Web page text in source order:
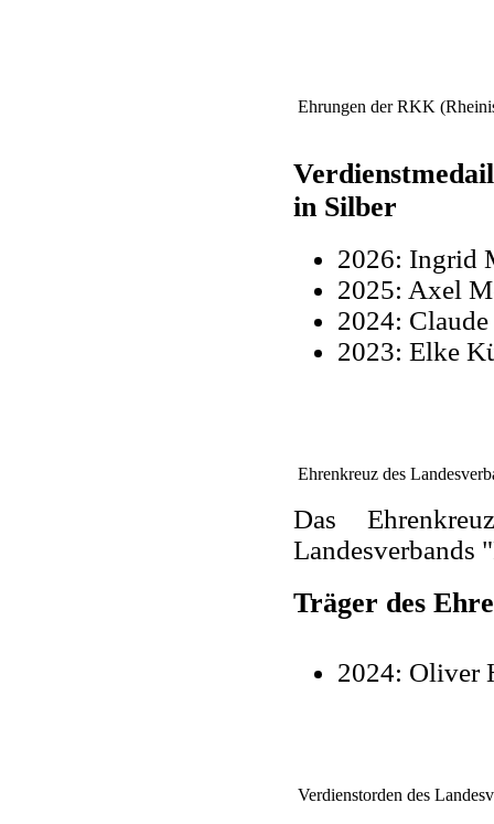
Ehrungen der RKK
in Silber
2026: Ingrid
2025: Axel
2024: Claude
2023: Elke
Ehrenkreuz des
Das
Landesverbands
Träger des
2024: Oliver
Verdienstorden des